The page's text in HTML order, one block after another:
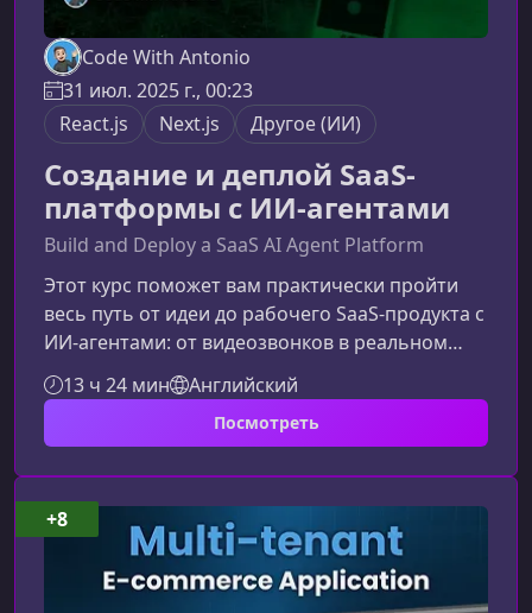
Code With Antonio
31 июл. 2025 г., 00:23
React.js
Next.js Другое (ИИ)
Создание и деплой SaaS-
платформы с ИИ-агентами
Build and Deploy a SaaS AI Agent Platform
Этот курс поможет вам практически пройти
весь путь от идеи до рабочего SaaS‑продукта с
ИИ‑агентами: от видеозвонков в реальном
времени до интеллектуального
пост‑звонкового анализа и автоматизаций.Что
вы создадите в ходе обученияКурс шаг за
шагом проведёт вас через разработку
современного web‑приложения, в котором
объединены видеосвязь, ИИ-агенты,
обработка данных и продуманная
инфраструктура. Итоговая платформа станет
полностью функциональной
13 ч 24 мин Английский
Посмотреть
+8